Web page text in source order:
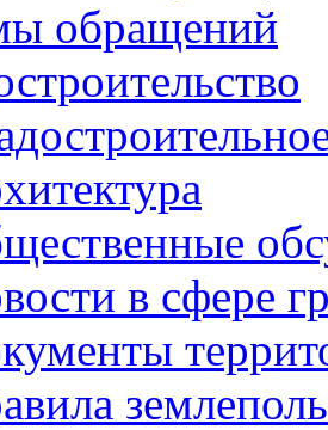
обращений
в сфере